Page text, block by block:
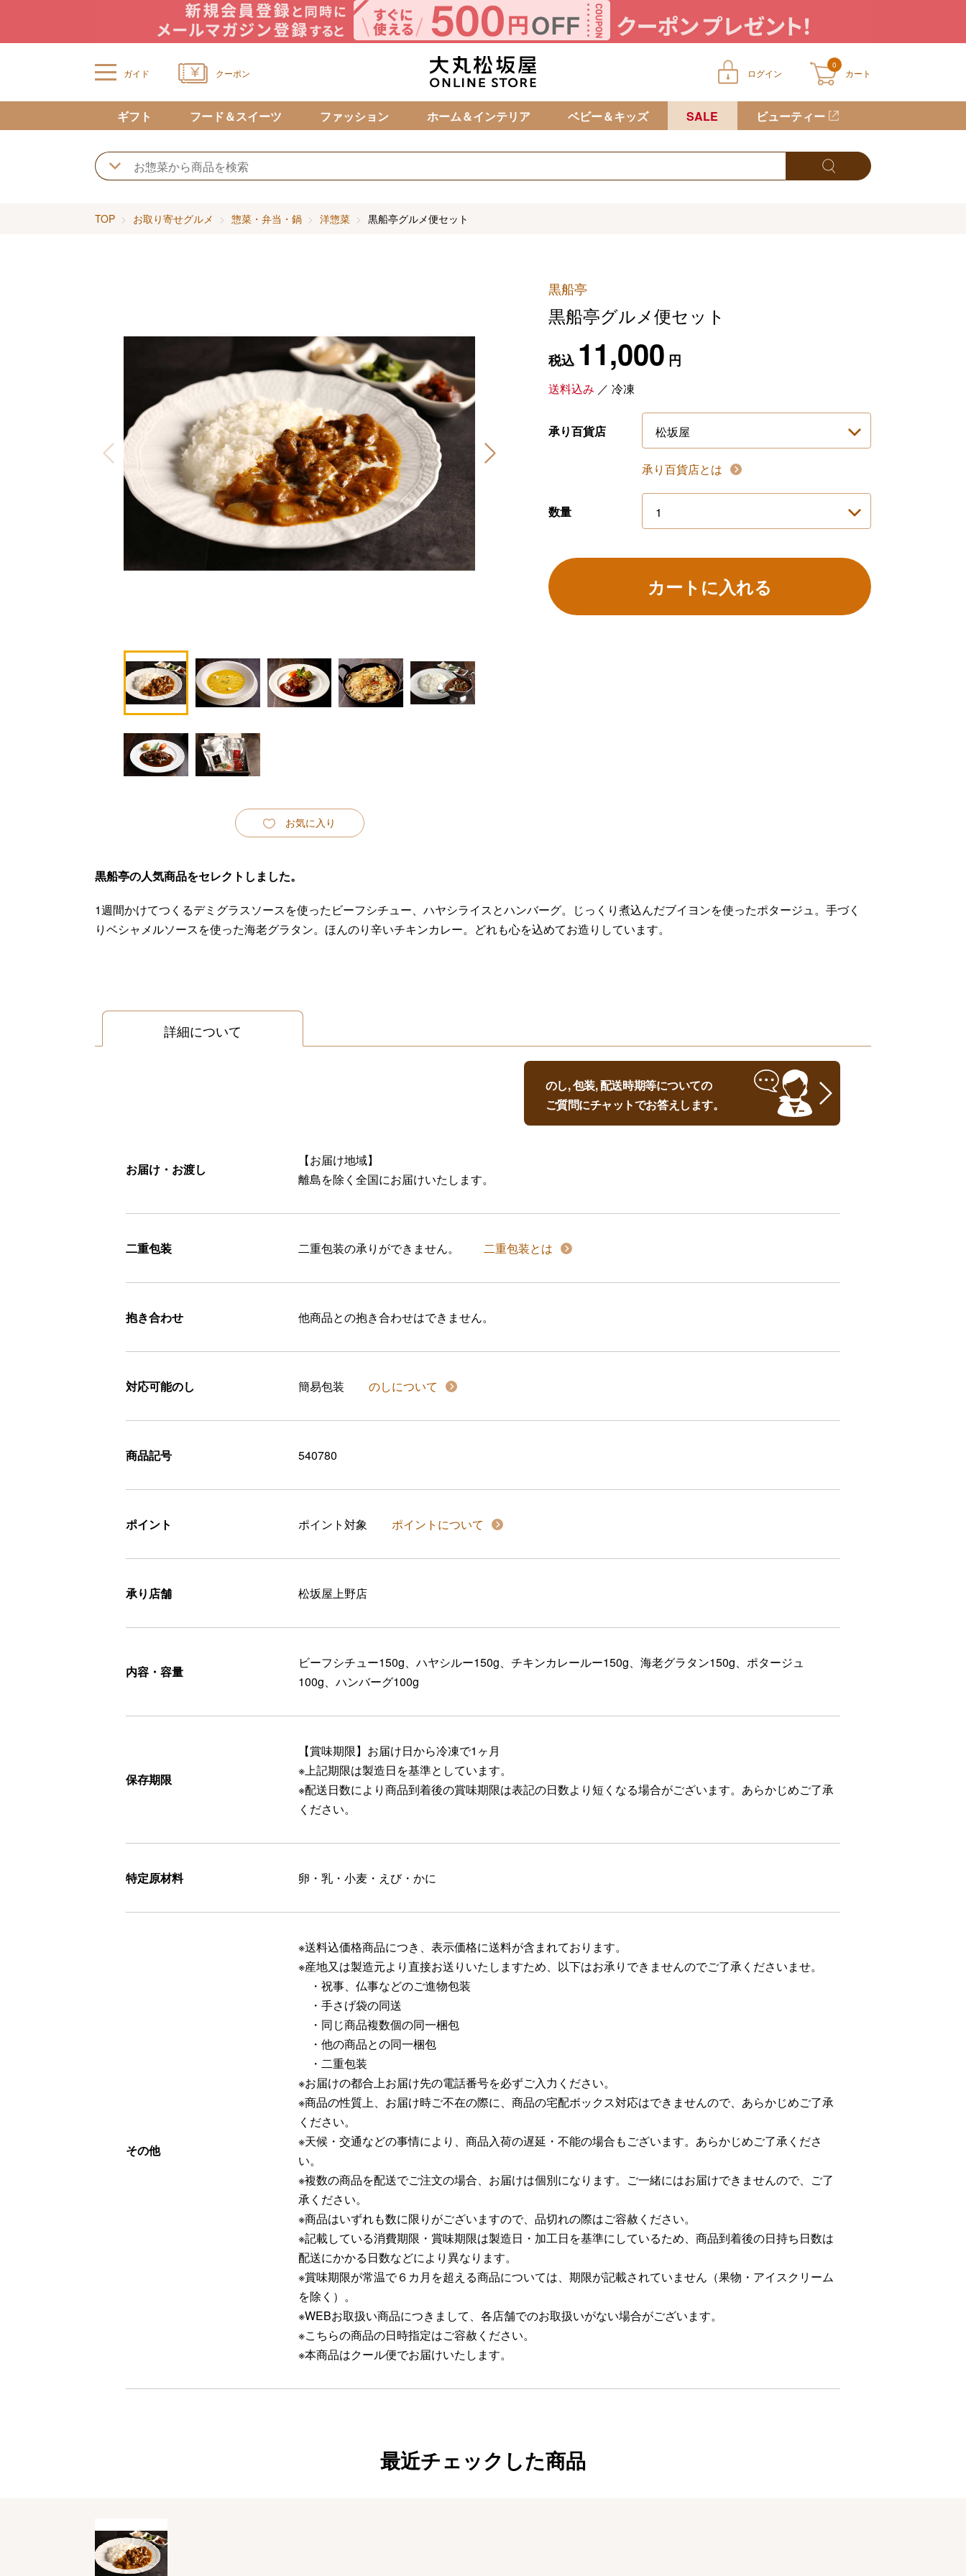
ガイド クーポン ログイン
0
カート
カートに商品が入っていません
ギフト フード＆スイーツ ファッション ホーム＆インテリア ベビー＆キッズ SALE ビューティー
TOP お取り寄せグルメ 惣菜・弁当・鍋 洋惣菜 黒船亭グルメ便セット
お気に入り
黒船亭
黒船亭グルメ便セット
税込 11,000 円
送料込み ／ 冷凍
承り百貨店
承り百貨店とは
数量
カートに入れる
黒船亭の人気商品をセレクトしました。
1週間かけてつくるデミグラスソースを使ったビーフシチュー、ハヤシライスとハンバーグ。じっくり煮込んだブイヨンを使ったポタージュ。手づく
りベシャメルソースを使った海老グラタン。ほんのり辛いチキンカレー。どれも心を込めてお造りしています。
詳細について
のし, 包装, 配送時期等についての
ご質問にチャットでお答えします。
お届け・お渡し
【お届け地域】
離島を除く全国にお届けいたします。
二重包装 二重包装の承りができません。 二重包装とは
抱き合わせ 他商品との抱き合わせはできません。
対応可能のし 簡易包装 のしについて
商品記号 540780
ポイント ポイント対象 ポイントについて
承り店舗 松坂屋上野店
内容・容量
ビーフシチュー150g、ハヤシルー150g、チキンカレールー150g、海老グラタン150g、ポタージュ
100g、ハンバーグ100g
保存期限
【賞味期限】お届け日から冷凍で1ヶ月
※上記期限は製造日を基準としています。
※配送日数により商品到着後の賞味期限は表記の日数より短くなる場合がございます。あらかじめご了承
ください。
特定原材料 卵・乳・小麦・えび・かに
その他
※送料込価格商品につき、表示価格に送料が含まれております。
※産地又は製造元より直接お送りいたしますため、以下はお承りできませんのでご了承くださいませ。
・祝事、仏事などのご進物包装
・手さげ袋の同送
・同じ商品複数個の同一梱包
・他の商品との同一梱包
・二重包装
※お届けの都合上お届け先の電話番号を必ずご入力ください。
※商品の性質上、お届け時ご不在の際に、商品の宅配ボックス対応はできませんので、あらかじめご了承
ください。
※天候・交通などの事情により、商品入荷の遅延・不能の場合もございます。あらかじめご了承くださ
い。
※複数の商品を配送でご注文の場合、お届けは個別になります。ご一緒にはお届けできませんので、ご了
承ください。
※商品はいずれも数に限りがございますので、品切れの際はご容赦ください。
※記載している消費期限・賞味期限は製造日・加工日を基準にしているため、商品到着後の日持ち日数は
配送にかかる日数などにより異なります。
※賞味期限が常温で６カ月を超える商品については、期限が記載されていません（果物・アイスクリーム
を除く）。
※WEBお取扱い商品につきまして、各店舗でのお取扱いがない場合がございます。
※こちらの商品の日時指定はご容赦ください。
※本商品はクール便でお届けいたします。
最近チェックした商品